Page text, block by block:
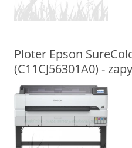
Ploter Epson
(C11CJ56301A0) -